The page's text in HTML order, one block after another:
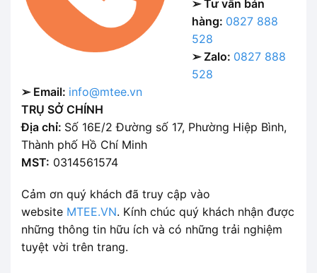
➢ Tư vấn bán
hàng: 0827 888
528
➢ Zalo: 0827 888
528
➢ Email: info@mtee.vn
TRỤ SỞ CHÍNH
Địa chỉ: Số 16E/2 Đường số 17, Phường Hiệp Bình,
Thành phố Hồ Chí Minh
MST: 0314561574
Cảm ơn quý khách đã truy cập vào
website MTEE.VN. Kính chúc quý khách nhận được
những thông tin hữu ích và có những trải nghiệm
tuyệt vời trên trang.